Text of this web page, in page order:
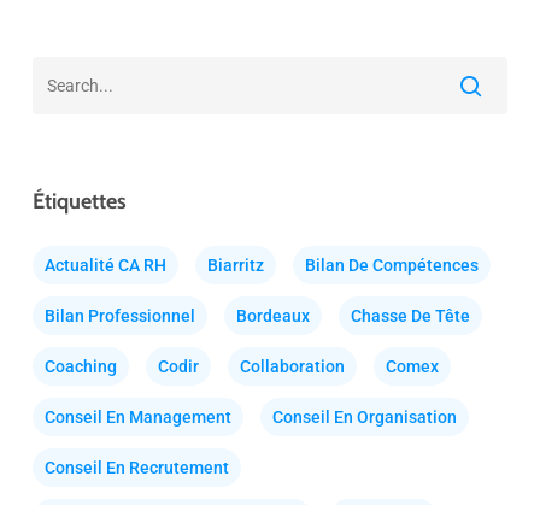
Étiquettes
Actualité CA RH Biarritz Bilan De Compétences
Bilan Professionnel Bordeaux Chasse De Tête
Coaching Codir Collaboration Comex
Conseil En Management Conseil En Organisation
Conseil En Recrutement